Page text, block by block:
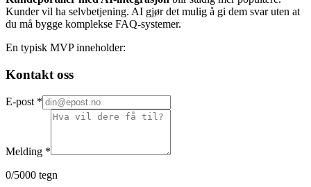
Kunder vil ha selvbetjening. AI gjør det mulig å gi dem svar uten at
du må bygge komplekse FAQ-systemer.
En typisk MVP inneholder:
Kontakt oss
E-post *
Melding *
0/5000 tegn